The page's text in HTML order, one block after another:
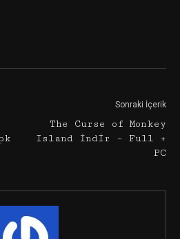
Sonraki İçerik
The Curse of Monkey
Island İndir – Full +
PC